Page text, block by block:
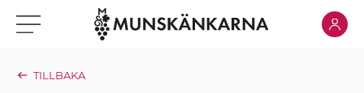
Klicka för meny Klicka
TILLBAKA